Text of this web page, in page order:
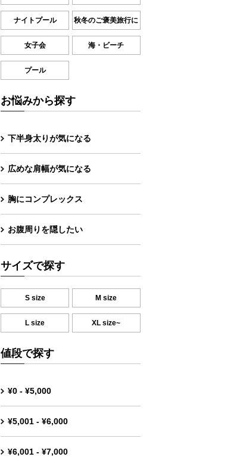
ナイトプール 秋冬のご褒美旅行に
女子会 海・ビーチ
プール
お悩みから探す
下半身太りが気になる
広めな肩幅が気になる
胸にコンプレックス
お腹周りを隠したい
サイズで探す
S size M size
L size XL size~
値段で探す
¥0 - ¥5,000
¥5,001 - ¥6,000
¥6,001 - ¥7,000